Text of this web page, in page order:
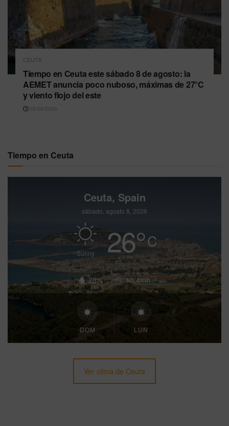
CEUTA
Tiempo en Ceuta este sábado 8 de agosto: la
AEMET anuncia poco nuboso, máximas de 27°C
y viento flojo del este
08/08/2026
Tiempo en Ceuta
Ceuta, Spain
sábado, agosto 8, 2026
Sunny 26°C
78% 10.4mh
DOM LUN
Ver clima de Ceuta